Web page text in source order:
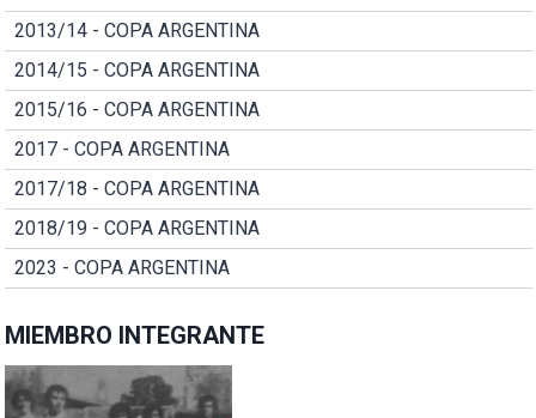
2013/14 - COPA ARGENTINA
2014/15 - COPA ARGENTINA
2015/16 - COPA ARGENTINA
2017 - COPA ARGENTINA
2017/18 - COPA ARGENTINA
2018/19 - COPA ARGENTINA
2023 - COPA ARGENTINA
MIEMBRO INTEGRANTE